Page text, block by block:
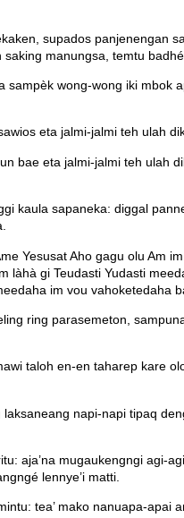
supados panjenengan
manungsa, temtu
wong-wong iki
eta jalmi-jalmi teh ulah
bae eta jalmi-jalmi teh
kaula sapaneka: diggal
Yesusat Aho gagu olu Am
gi Teudasti Yudasti
im vou vahoketedaha
ring parasemeton,
taloh en-en taharep kare
napi-napi tipaq
aja’na mugaukengngi agi-
lennye’i matti.
tea’ mako nanuapa-